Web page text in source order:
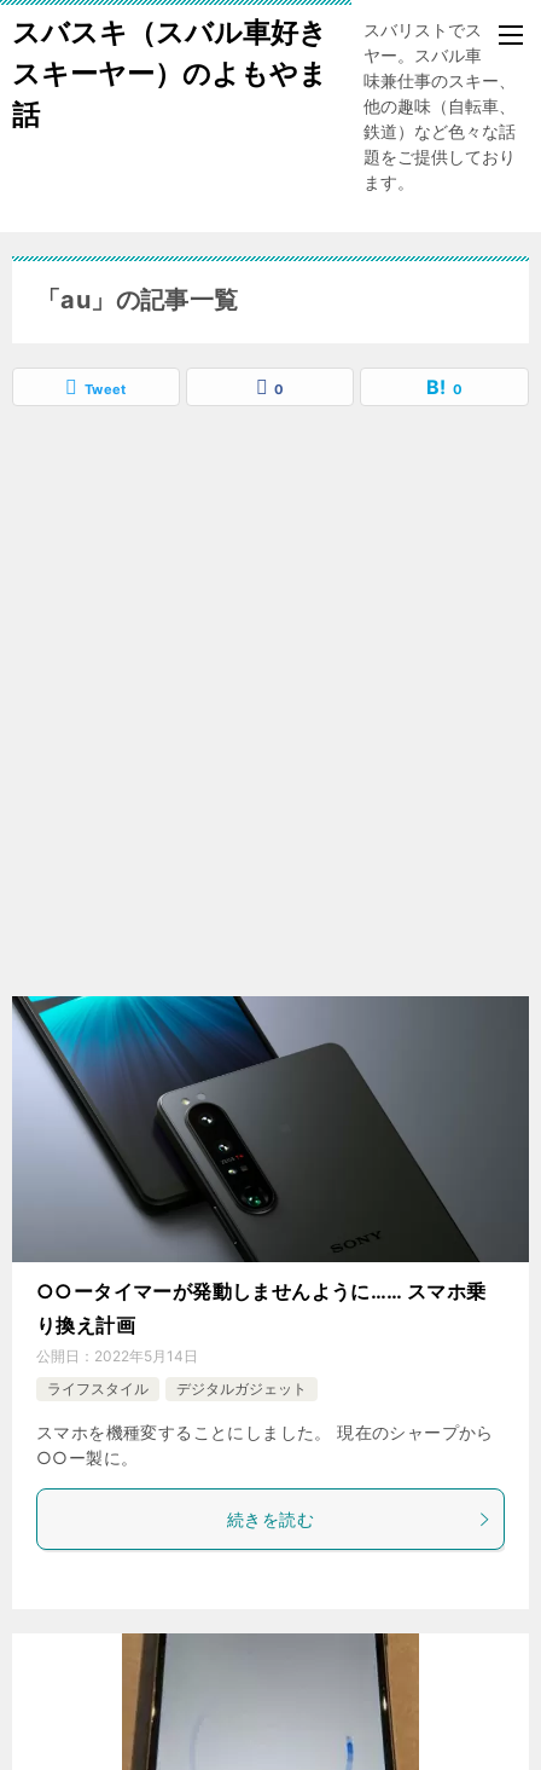
スバスキ（スバル車好き
スキーヤー）のよもやま
話
スバリストでスキー
ヤー。スバル車、趣
味兼仕事のスキー、
他の趣味（自転車、
鉄道）など色々な話
題をご提供しており
ます。
「au」の記事一覧
Tweet 0 0
○○ータイマーが発動しませんように…… スマホ乗
り換え計画
公開日： 2022年5月14日
ライフスタイル
デジタルガジェット
スマホを機種変することにしました。 現在のシャープから
○○ー製に。
続きを読む